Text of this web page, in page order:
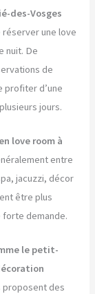
des-Vosges
une love
nuit. De
de
profiter d’une
jours.
love room à
entre
jacuzzi, décor
être plus
demande.
le petit-
proposent des